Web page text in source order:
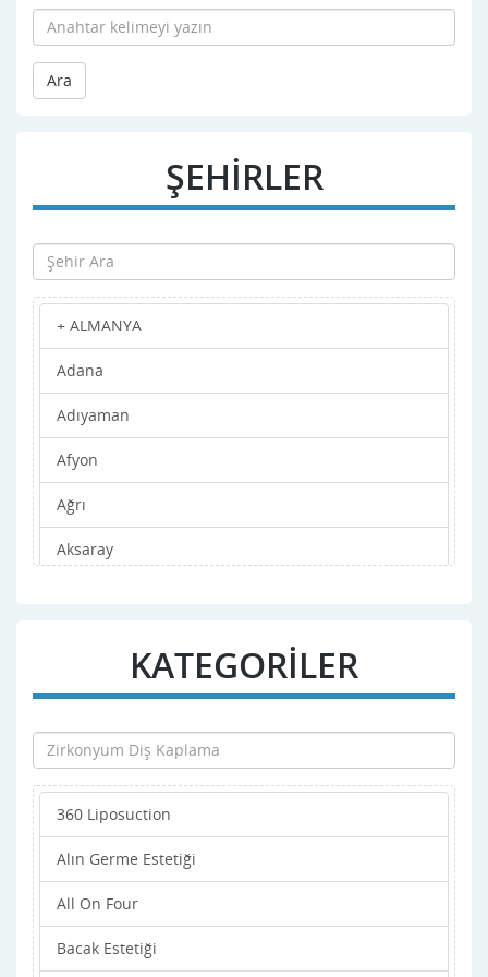
Ara
ŞEHİRLER
+ ALMANYA
Adana
Adıyaman
Afyon
Ağrı
Aksaray
Ardahan
Artvin
Aydın
Balıkesir
Bartın
Batman
KATEGORİLER
360 Liposuction
Alın Germe Estetiği
All On Four
Bacak Estetiği